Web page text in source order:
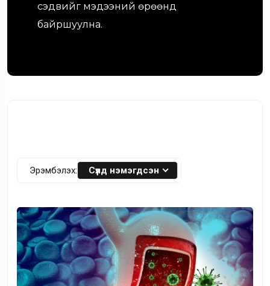
сэдвийг мэдээний өрөөнд
байршуулна.
Эрэмбэлэх: Сүүлд нэмэгдсэн